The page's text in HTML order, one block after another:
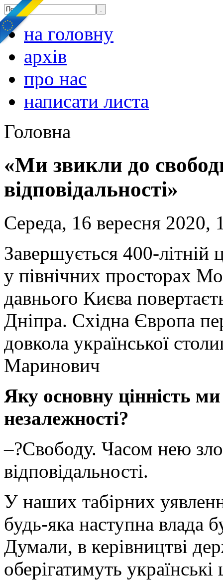
на головну
архів
про нас
написати листа
Головна
«Ми звикли до
відповідальності»
Середа, 16 вересня 2020,
Завершується 400-
у північних просторах
давнього Києва
Дніпра. Східна Європа
довкола української
Маринович
Яку основну цінність
незалежності?
–?Свободу. Часом нею
відповідальності.
У наших табірних
будь-яка наступна влада
Думали, в керівництві
оберігатимуть